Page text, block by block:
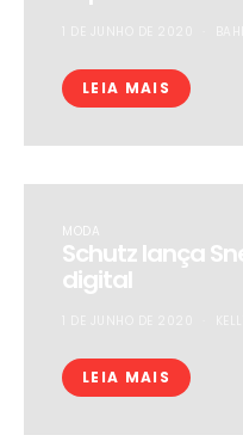
LEIA MAIS
MODA
Schutz lança
digital
LEIA MAIS